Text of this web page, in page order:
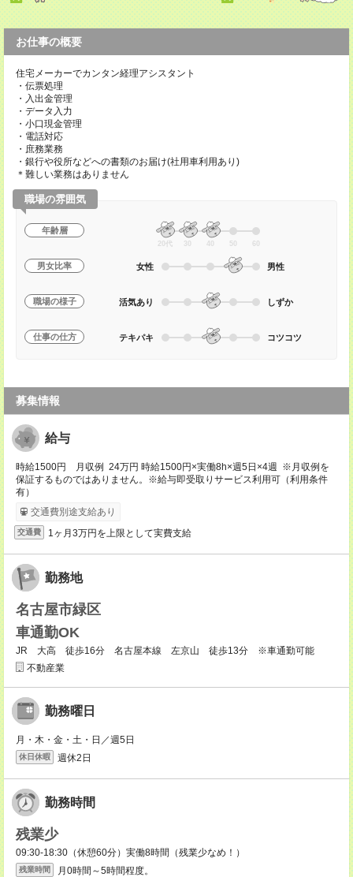
お仕事の概要
住宅メーカーでカンタン経理アシスタント
・伝票処理
・入出金管理
・データ入力
・小口現金管理
・電話対応
・庶務業務
・銀行や役所などへの書類のお届け(社用車利用あり)
＊難しい業務はありません
職場の雰囲気
年齢層
20代 30 40 50 60
男女比率 女性 男性
職場の様子 活気あり しずか
仕事の仕方 テキパキ コツコツ
募集情報
給与
時給1500円 月収例 24万円 時給1500円×実働8h×週5日×4週 ※月収例を
保証するものではありません。※給与即受取りサービス利用可（利用条件
有）
交通費別途支給あり
交通費 1ヶ月3万円を上限として実費支給
勤務地
名古屋市緑区
車通勤OK
JR 大高 徒歩16分 名古屋本線 左京山 徒歩13分 ※車通勤可能
不動産業
勤務曜日
月・木・金・土・日／週5日
休日休暇 週休2日
勤務時間
残業少
09:30-18:30（休憩60分）実働8時間（残業少なめ！）
残業時間
月0時間～5時間程度。